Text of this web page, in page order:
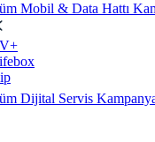
Mobil & Data Hattı
Dijital Servis